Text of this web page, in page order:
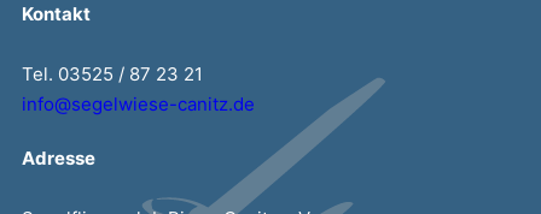
Kontakt
Tel. 03525 / 87 23 21
info@segelwiese-canitz.de
Adresse